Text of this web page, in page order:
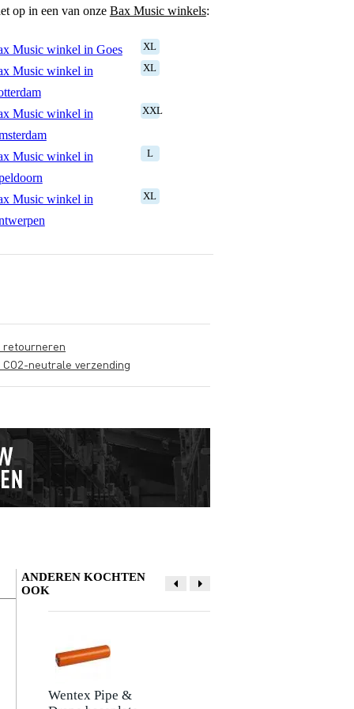
op in een van onze Bax Music winkels:
Music winkel in Goes XL
Music winkel in
XL
Music winkel in
XXL
Music winkel in
L
Music winkel in
XL
retourneren
CO2-neutrale verzending
Er zijn nog geen reviews voor dit product.
ANDEREN KOCHTEN
OOK
Wentex Pipe &